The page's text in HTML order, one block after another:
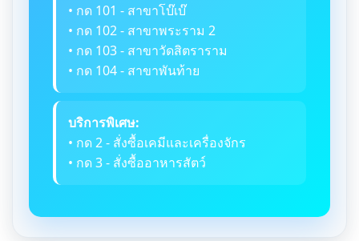
• กด 101 - สาขาโบ๊เบ๊
• กด 102 - สาขาพระราม 2
• กด 103 - สาขาวัดสิตราราม
• กด 104 - สาขาพันท้าย
บริการพิเศษ:
• กด 2 - สั่งซื้อเคมีและเครื่องจักร
• กด 3 - สั่งซื้ออาหารสัตว์